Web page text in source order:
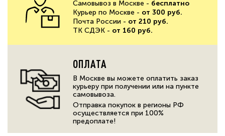
Самовывоз в Москве - бесплатно
Курьер по Москве - от 300 руб.
Почта России - от 210 руб.
ТК СДЭК - от 160 руб.
ОПЛАТА
В Москве вы можете оплатить заказ
курьеру при получении или на пункте
самовывоза.
Отправка покупок в регионы РФ
осуществляется при 100%
предоплате!